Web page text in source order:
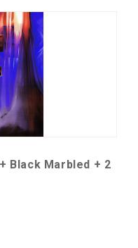
Black Marbled + 2